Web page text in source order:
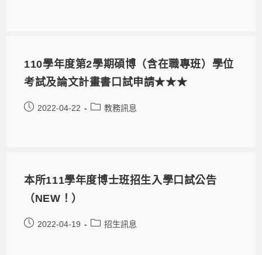
110學年度第2學期碩博（含在職專班）學位
考試及論文計畫書口試申請★★★
2022-04-22 教務訊息
本所111學年度博士班招生入學口試公告
（NEW！）
2022-04-19 招生訊息